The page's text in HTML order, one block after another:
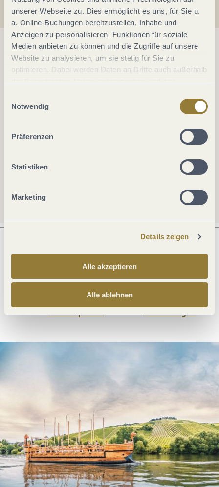
unserer Webseite zu. Dies ermöglicht es uns, für Sie u.
a. Online-Buchungen bereitzustellen, Inhalte und
Anzeigen zu personalisieren, Funktionen für soziale
Medien anbieten zu können und die Zugriffe auf unsere
Website zu analysieren, um sie stetig für Sie zu
optimieren. Dabei werden Daten an Dritte auch außerhalb
jederzeit widerrufen werden. Mit der Auswahl "Alle
ablehnen" kann es zu Beeinträchtigungen in der Nutzung
Notwendig
Präferenzen
Statistiken
Marketing
Details zeigen
Alle akzeptieren
Alle ablehnen